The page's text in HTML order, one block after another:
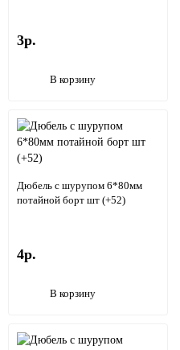
3р.
В корзину
Дюбель с шурупом 6*80мм
потайной борт шт (+52)
4р.
В корзину